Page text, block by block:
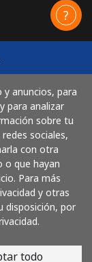
anuncios, para
para analizar
sobre tu
sociales,
con otra
o que hayan
Para más
y otras
disposición, por
todo